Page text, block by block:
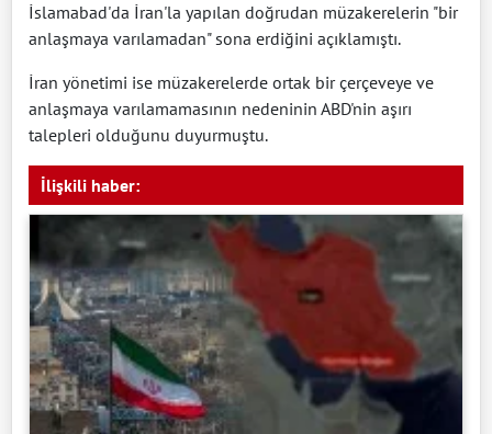
İslamabad'da İran'la yapılan doğrudan müzakerelerin "bir
anlaşmaya varılamadan" sona erdiğini açıklamıştı.
İran yönetimi ise müzakerelerde ortak bir çerçeveye ve
anlaşmaya varılamamasının nedeninin ABD'nin aşırı
talepleri olduğunu duyurmuştu.
İlişkili haber: